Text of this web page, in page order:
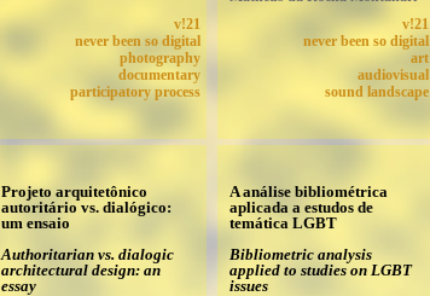
v!21
never been so digital
photography
documentary
participatory process
v!21
never been so digital
art
audiovisual
sound landscape
Projeto arquitetônico
autoritário vs. dialógico:
um ensaio
Authoritarian vs. dialogic
architectural design: an
essay
A análise bibliométrica
aplicada a estudos de
temática LGBT
Bibliometric analysis
applied to studies on LGBT
issues